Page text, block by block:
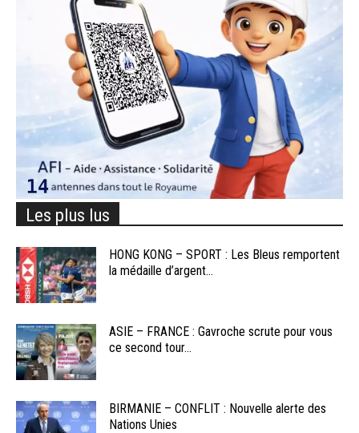
Les plus lus
HONG KONG – SPORT : Les Bleus remportent
la médaille d’argent...
ASIE – FRANCE : Gavroche scrute pour vous
ce second tour...
BIRMANIE – CONFLIT : Nouvelle alerte des
Nations Unies